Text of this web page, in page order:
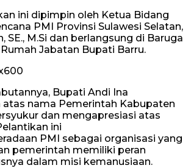
ini dipimpin oleh Ketua Bidang
PMI Provinsi Sulawesi Selatan,
SE., M.Si dan berlangsung di Baruga
Rumah Jabatan Bupati Barru.
Bupati Andi Ina
nama Pemerintah Kabupaten
dan mengapresiasi atas
ini
PMI sebagai organisasi yang
pemerintah memiliki peran
dalam misi kemanusiaan.